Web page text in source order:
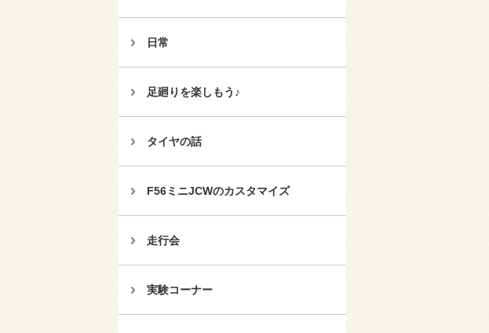
日常
足廻りを楽しもう♪
タイヤの話
F56ミニJCWのカスタマイズ
走行会
実験コーナー